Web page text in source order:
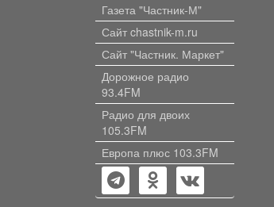
Газета "Частник-М"
Сайт chastnik-m.ru
Сайт "Частник. Маркет"
Дорожное радио
93.4FM
Радио для двоих
105.3FM
Европа плюс 103.3FM